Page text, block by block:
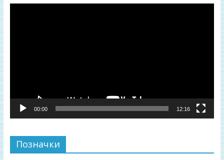
00:00 12:16
Позначки